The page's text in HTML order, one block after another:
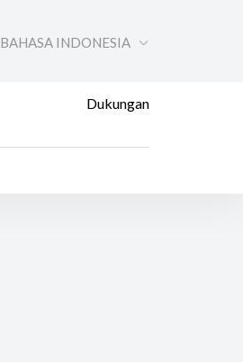
BAHASA INDONESIA
Dukungan